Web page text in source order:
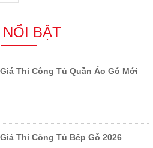
BẬT
Thi Công Tủ Quần Áo Gỗ Mới
Thi Công Tủ Bếp Gỗ 2026